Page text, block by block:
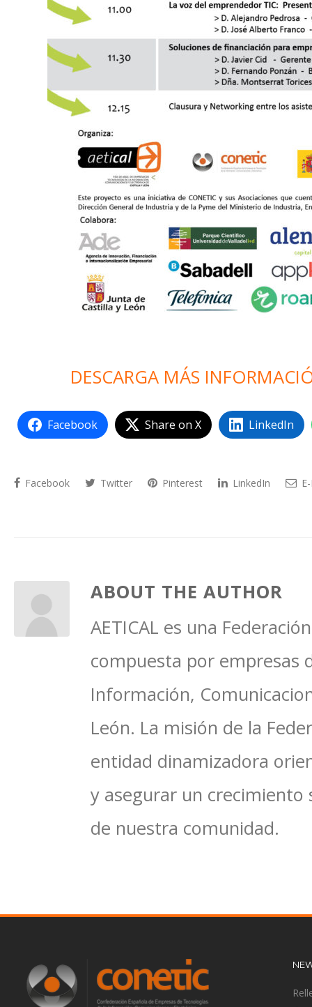
DESCARGA MÁS
Facebook Share on X LinkedIn
Facebook Twitter Pinterest LinkedIn
ABOUT THE AUTHOR
AETICAL es una
compuesta por empresas
Información,
León. La misión de la
entidad dinamizadora
y asegurar un crecimiento
de nuestra comunidad.